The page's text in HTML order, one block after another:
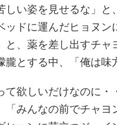
しい姿を見せるな」と
ッドに運んだヒョヌン
と、薬を差し出すチャ
朧とする中、「俺は味
て欲しいだけなのに・
「みんなの前でチャヨ